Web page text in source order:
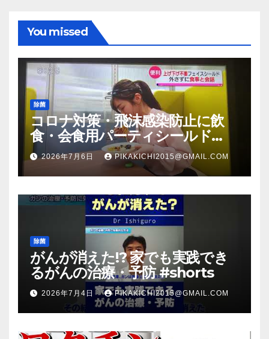
You missed
除菌
コロナ対策・飛沫感染防止に飲
食・会食用パーティシールド
（マスク会食代替品）ＦＢＣ福井
放送のＴＶ番組での紹介映像
2026年7月6日 PIKAKICHI2015@GMAIL.COM
除菌
がんが消えた!? 家でも実践でき
るがんの治療・予防 #shorts
2026年7月4日 PIKAKICHI2015@GMAIL.COM